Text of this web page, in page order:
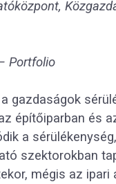
,
Portfolio
gazdaságok
építőiparban és
a
szektorokban
mégis az ipari